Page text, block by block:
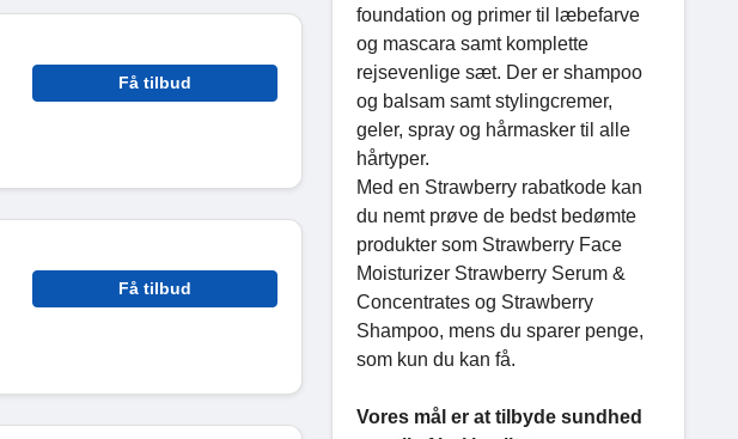
Få tilbud
Få tilbud
foundation og primer til læbefarve
og mascara samt komplette
rejsevenlige sæt. Der er shampoo
og balsam samt stylingcremer,
geler, spray og hårmasker til alle
hårtyper.
Med en Strawberry rabatkode kan
du nemt prøve de bedst bedømte
produkter som Strawberry Face
Moisturizer Strawberry Serum &
Concentrates og Strawberry
Shampoo, mens du sparer penge,
som kun du kan få.
Vores mål er at tilbyde sundhed